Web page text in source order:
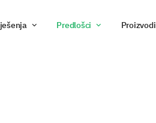
Predlošci Proizvodi